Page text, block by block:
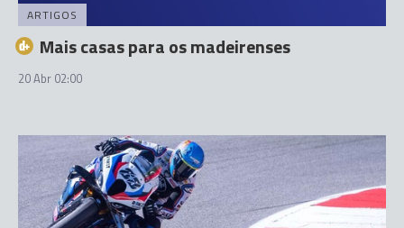
ARTIGOS
Mais casas para os madeirenses
20 Abr 02:00